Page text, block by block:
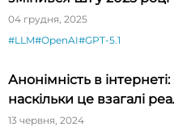
04 грудня, 2025
#LLM#OpenAI#GPT-5.1
Анонімність в
наскільки це взагалі
13 червня, 2024